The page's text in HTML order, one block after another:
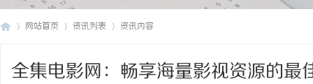
网站首页 资讯列表 资讯内容
全集电影网：畅享海量影视资源的最